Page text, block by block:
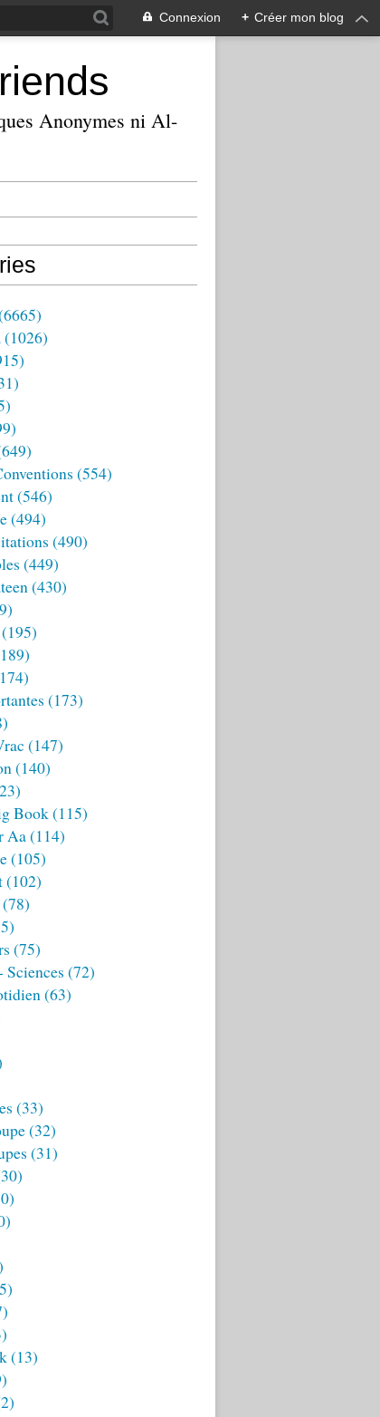
Connexion + Créer mon blog
Anonymes ni Al-
(1026)
(554)
(546)
(494)
(490)
(449)
(430)
(195)
(173)
(147)
(140)
Book(115)
Aa(114)
(105)
(102)
(78)
(75)
(72)
(63)
(33)
(32)
(31)
(13)